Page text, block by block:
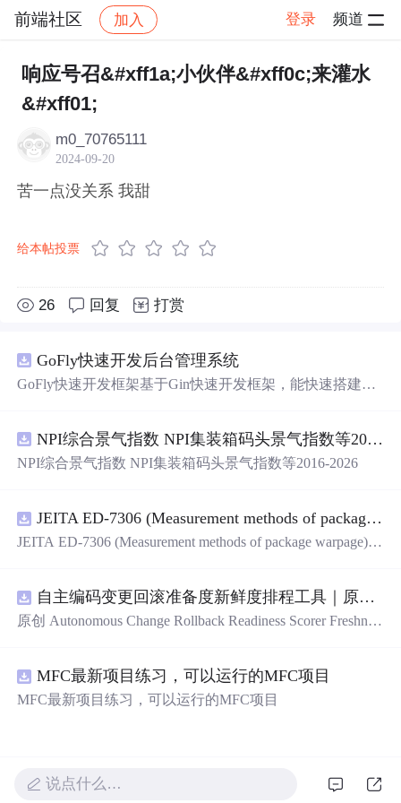
前端社区 加入 登录 频道
社区 前端社区 感慨 帖子详情
响应号召&#xff1a;小伙伴&#xff0c;来灌水
&#xff01;
m0_70765111
2024-09-20
苦一点没关系 我甜
给本帖投票
26 回复 打赏
GoFly快速开发后台管理系统
GoFly快速开发框架基于Gin快速开发框架，能快速搭建应
管理后台等。api文档管理并一键生成api接口代码，一键生
成 CRUD前后端代码丰富组件，基于 Gin和 Vue3的Arco D
大道至简思想，接口单层设计，开发简单，极易上手、代
码可读性和可维护性好、得益于Go优秀性能框架性能和并
发都很优秀、需要硬件资源很小。
NPI综合景气指数 NPI集装箱码头景气指数等2016-2026
NPI综合景气指数 NPI集装箱码头景气指数等2016-2026
JEITA ED-7306 (Measurement methods of package warpage).pdf
JEITA ED-7306 (Measurement methods of package warpage).p
自主编码变更回滚准备度新鲜度排程工具｜原创源码+测试+离线报告
原创 Autonomous Change Rollback Readiness Scorer Freshnes
备度”的结果，按风险、变化速度、证据有效期和负责人安
排周期复核；本地网页、JSON/HTML/SVG报告、测试与
+可直接运行，零第三方运行依赖。
MFC最新项目练习，可以运行的MFC项目
MFC最新项目练习，可以运行的MFC项目
说点什么…